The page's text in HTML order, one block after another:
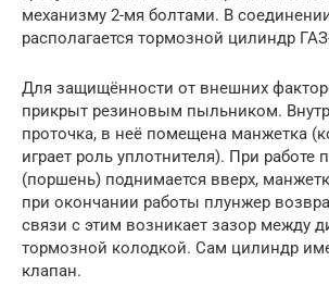
механизму 2-мя болтами. В
располагается тормозной цилиндр
Для защищённости от внешних
прикрыт резиновым пыльником.
проточка, в неё помещена манжетка
играет роль уплотнителя). При работе
(поршень) поднимается вверх,
при окончании работы плунжер
связи с этим возникает зазор между
тормозной колодкой. Сам цилиндр
клапан.